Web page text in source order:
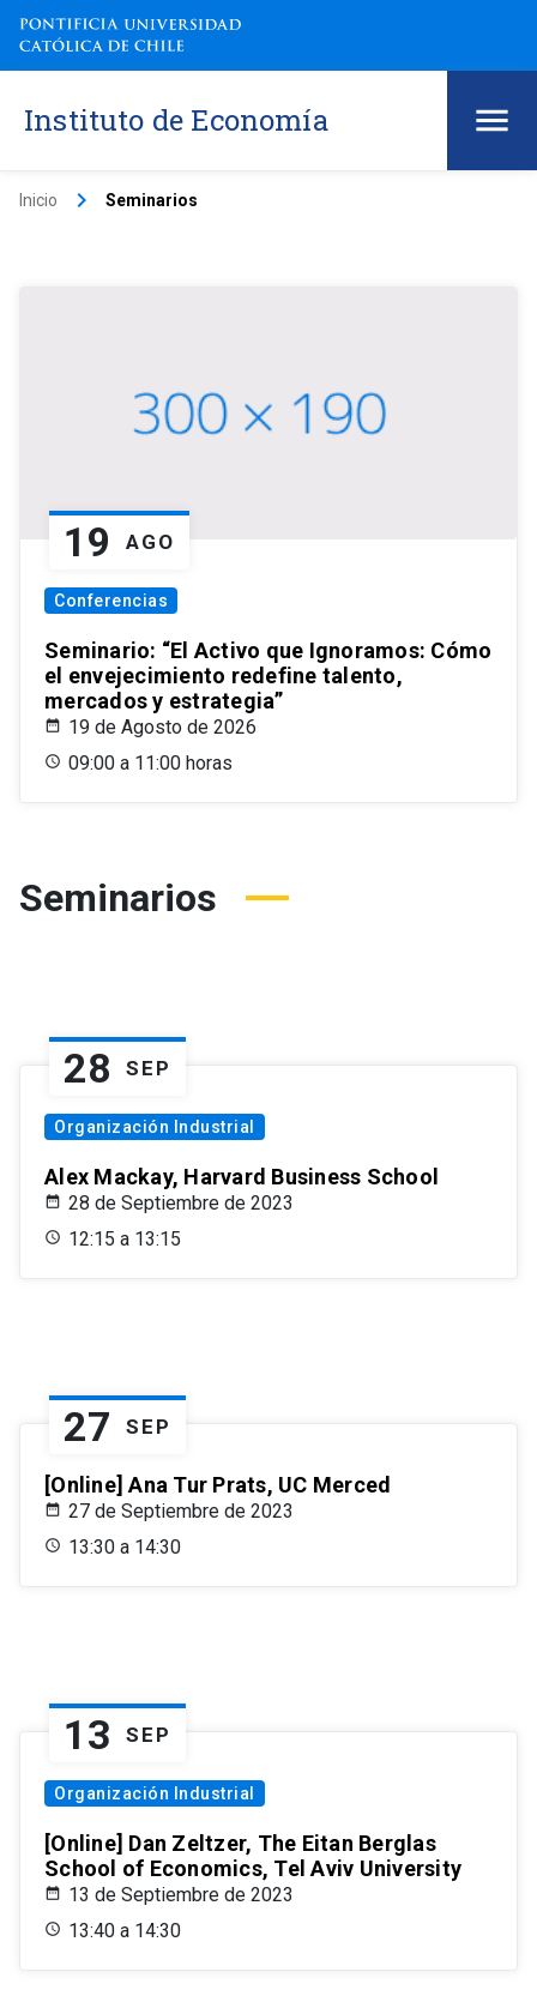
Instituto de Economía
Inicio keyboard_arrow_right Seminarios
19 AGO
Conferencias
Seminario: “El Activo que Ignoramos: Cómo
el envejecimiento redefine talento,
mercados y estrategia”
19 de Agosto de 2026
09:00 a 11:00 horas
Seminarios
28 SEP
Organización Industrial
Alex Mackay, Harvard Business School
28 de Septiembre de 2023
12:15 a 13:15
27 SEP
[Online] Ana Tur Prats, UC Merced
27 de Septiembre de 2023
13:30 a 14:30
13 SEP
Organización Industrial
[Online] Dan Zeltzer, The Eitan Berglas
School of Economics, Tel Aviv University
13 de Septiembre de 2023
13:40 a 14:30